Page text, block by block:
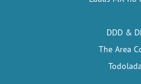
DDD &
The Area